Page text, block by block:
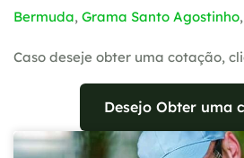
Bermuda, Grama Santo Agostinho,
Caso deseje obter uma cotação,
Desejo Obter uma